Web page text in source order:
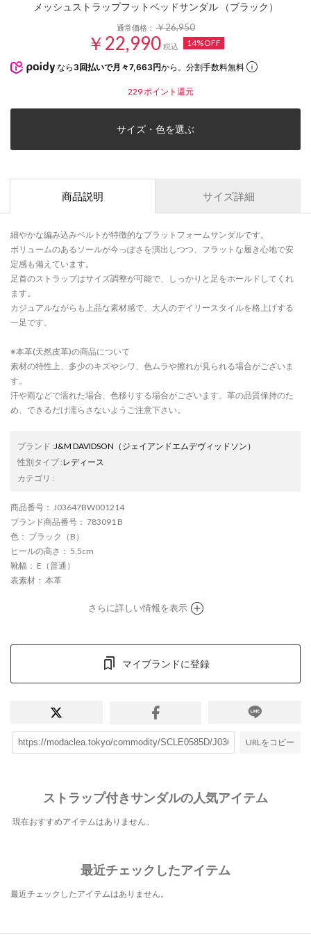
メッシュストラップフットベッドサンダル （ブラック）
通常価格：￥26,950
￥22,990 税込 14%OFF
なら 3回払いで月々7,663円から。分割手数料無料
229 ポイント還元
サイズ・色を選ぶ
商品説明 サイズ詳細
細やかな編み込みベルトが特徴的なプラットフォームサンダルです。
ボリュームのあるソールが今っぽさを演出しつつ、フラットな履き心地で安
定感も備えています。
足首のストラップはサイズ調整が可能で、しっかりと足をホールドしてくれ
ます。
カジュアルながらも上品な素材感で、大人のデイリースタイルを格上げする
一足です。
※本革(天然皮革)の商品について
素材の特性上、多少のキズやシワ、色ムラや擦れが見られる場合がございま
す。
汗や雨などで濡れた場合、色移りする場合がございます。革の品質保持のた
め、できるだけ濡らさないようご注意下さい。
ブランド : J&M DAVIDSON （ジェイアンドエムデヴィッドソン）
性別タイプ:レディース
カテゴリ :
商品番号 ： J03647BW001214
ブランド商品番号 ： 783091 B
色 ： ブラック（B）
ヒールの高さ ： 5.5cm
靴幅 ： E（普通）
表素材 ： 本革
さらに詳しい情報を表示
マイブランドに登録
URLをコピー
ストラップ付きサンダルの人気アイテム
現在おすすめアイテムはありません。
最近チェックしたアイテム
最近チェックしたアイテムはありません。